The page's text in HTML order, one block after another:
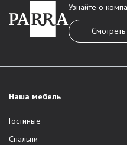
Наша мебель
Гостиные
Спальни
Узнайте о